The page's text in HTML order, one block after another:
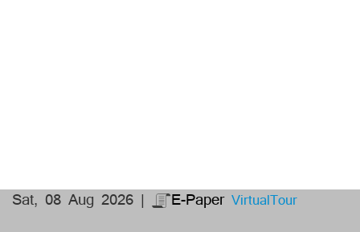
Sat, 08 Aug 2026 | E-Paper VirtualTour